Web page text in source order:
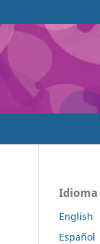
Idioma
English
Español